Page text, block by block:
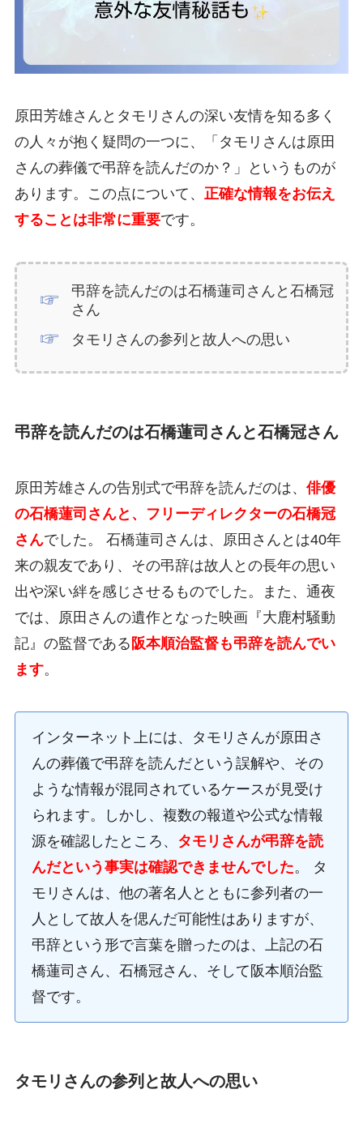
原田芳雄さんとタモリさんの深い友情を知る多く
の人々が抱く疑問の一つに、「タモリさんは原田
さんの葬儀で弔辞を読んだのか？」というものが
あります。この点について、 正確な情報をお伝え
することは非常に重要です。
弔辞を読んだのは石橋蓮司さんと石橋冠
さん
タモリさんの参列と故人への思い
弔辞を読んだのは石橋蓮司さんと石橋冠さん
原田芳雄さんの告別式で弔辞を読んだのは、 俳優
の石橋蓮司さんと、フリーディレクターの石橋冠
さんでした。 石橋蓮司さんは、原田さんとは40年
来の親友であり、その弔辞は故人との長年の思い
出や深い絆を感じさせるものでした。また、通夜
では、原田さんの遺作となった映画『大鹿村騒動
記』の監督である 阪本順治監督も弔辞を読んでい
ます。
インターネット上には、タモリさんが原田さ
んの葬儀で弔辞を読んだという誤解や、その
ような情報が混同されているケースが見受け
られます。しかし、複数の報道や公式な情報
源を確認したところ、
タモリさんが弔辞を読
んだという事実は確認できませんでした。 タ
モリさんは、他の著名人とともに参列者の一
人として故人を偲んだ可能性はありますが、
弔辞という形で言葉を贈ったのは、上記の石
橋蓮司さん、石橋冠さん、そして阪本順治監
督です。
タモリさんの参列と故人への思い